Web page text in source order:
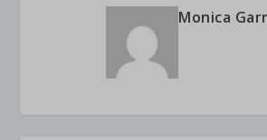
Monica